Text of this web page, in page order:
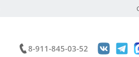
8-911-845-03-52